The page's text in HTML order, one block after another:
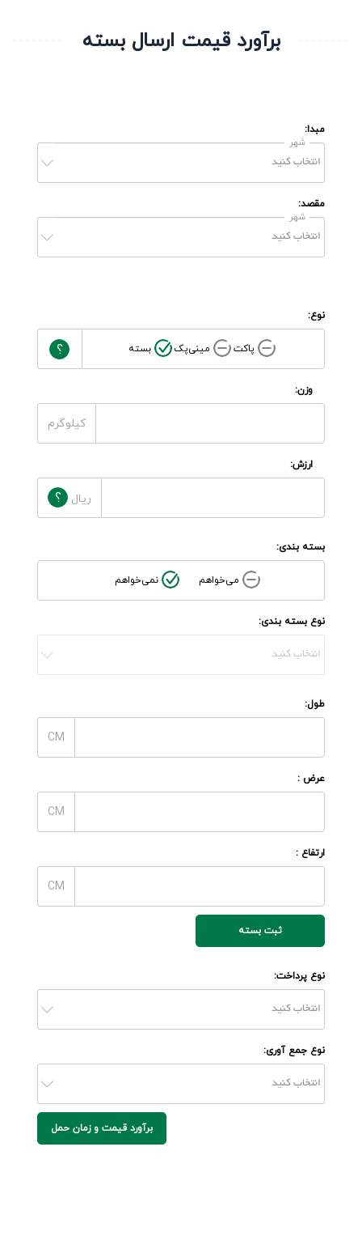
برآورد قیمت ارسال بسته
مبدا:
شهر
مقصد:
شهر
نوع:
پاکت
مینی‌پک بسته ?
وزن:
کیلوگرم
ارزش:
ریال ?
بسته بندی:
می‌خواهم
نمی‌خواهم
نوع بسته بندی:
طول:
CM
عرض :
CM
ارتفاع :
CM
ثبت بسته
نوع پرداخت:
نوع جمع آوری:
برآورد قیمت و زمان حمل